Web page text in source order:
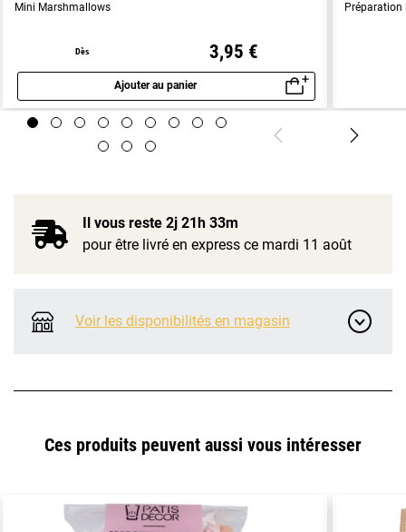
Mini Marshmallows
Dès 3,95 €
Ajouter au panier
Aperçu rapide
Il vous reste 2j 21h 33m
pour être livré en express ce mardi 11 août
Voir les disponibilités en magasin
Ces produits peuvent aussi vous intéresser